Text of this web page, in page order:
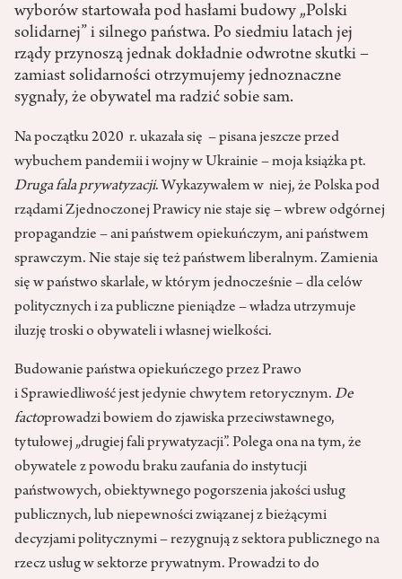
wyborów startowała pod hasłami budowy „Polski
solidarnej” i silnego państwa. Po siedmiu latach jej
rządy przynoszą jednak dokładnie odwrotne skutki –
zamiast solidarności otrzymujemy jednoznaczne
sygnały, że obywatel ma radzić sobie sam.
Na początku 2020 r. ukazała się – pisana jeszcze przed
wybuchem pandemii i wojny w Ukrainie – moja książka pt.
Druga fala prywatyzacji. Wykazywałem w niej, że Polska pod
rządami Zjednoczonej Prawicy nie staje się – wbrew odgórnej
propagandzie – ani państwem opiekuńczym, ani państwem
sprawczym. Nie staje się też państwem liberalnym. Zamienia
się w państwo skarlałe, w którym jednocześnie – dla celów
politycznych i za publiczne pieniądze – władza utrzymuje
iluzję troski o obywateli i własnej wielkości.
Budowanie państwa opiekuńczego przez Prawo
i Sprawiedliwość jest jedynie chwytem retorycznym. De
factoprowadzi bowiem do zjawiska przeciwstawnego,
tytułowej „drugiej fali prywatyzacji”. Polega ona na tym, że
obywatele z powodu braku zaufania do instytucji
państwowych, obiektywnego pogorszenia jakości usług
publicznych, lub niepewności związanej z bieżącymi
decyzjami politycznymi – rezygnują z sektora publicznego na
rzecz usług w sektorze prywatnym. Prowadzi to do